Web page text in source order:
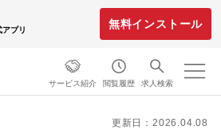
プリ
無料インストール
サービス紹介 閲覧履歴 求人検索
更新日：2026.04.08